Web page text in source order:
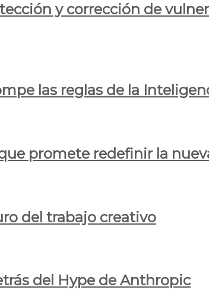
y corrección de
las reglas de la
promete redefinir la
del trabajo creativo
del Hype de Anthropic